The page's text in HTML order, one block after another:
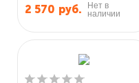
2 570 руб.
Нет в
наличии